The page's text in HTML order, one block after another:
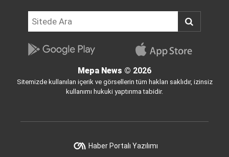
Mepa News © 2026
Sitemizde kullanılan içerik ve görsellerin tüm hakları saklıdır, izinsiz
kullanımı hukuki yaptırıma tabidir.
Haber Portalı Yazılımı